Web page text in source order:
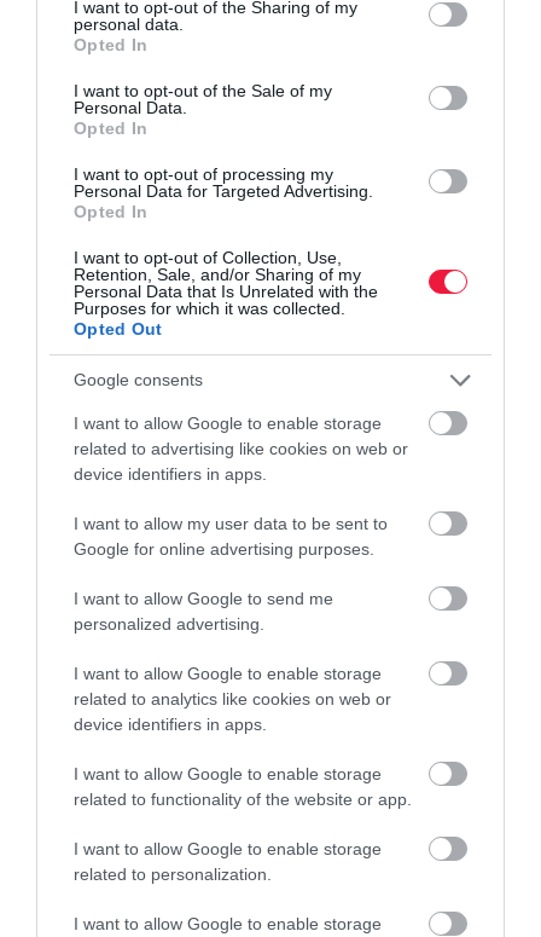
not limited to your visit or usage behaviour. You may click to
grant or deny consent to Google and its third-party tags to
use your data for below specified purposes in below Google
consent section.
I want to opt-out of the Sharing of my
personal data.
Opted In
I want to opt-out of the Sale of my
Personal Data.
Opted In
I want to opt-out of processing my
Personal Data for Targeted Advertising.
Opted In
I want to opt-out of Collection, Use,
Retention, Sale, and/or Sharing of my
Personal Data that Is Unrelated with the
Purposes for which it was collected.
Opted Out
Google consents
I want to allow Google to enable storage
related to advertising like cookies on web or
device identifiers in apps.
I want to allow my user data to be sent to
Google for online advertising purposes.
I want to allow Google to send me
personalized advertising.
I want to allow Google to enable storage
related to analytics like cookies on web or
device identifiers in apps.
I want to allow Google to enable storage
related to functionality of the website or app.
I want to allow Google to enable storage
related to personalization.
I want to allow Google to enable storage
ÁLLATTENYÉSZTÉS
Egyre súlyosabb a takarmányhiány, elszálltak az
Az idei aszály egyre nehezebb helyzetbe hozza a hazai
komoly hiány körvonalazódik. A drágulás különösen a
tejtermelőket sújthatja…